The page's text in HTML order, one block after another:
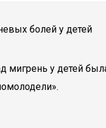
болей у детей
мигрень у детей